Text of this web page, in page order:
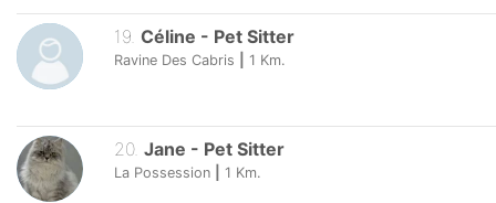
19. Céline - Pet Sitter
Ravine Des Cabris 1 Km.
20. Jane - Pet Sitter
La Possession 1 Km.